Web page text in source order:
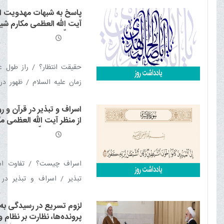
قرآن / برترین معیار
فصل / سفره ی ضیافت الهی
حاملان قرآن / معیار
اعراب عصر جاهلیت /
اختلاف! / تحول جاهلیت
پاسخ به شبهات مهدویت
آیت الله العظمی مکارم
مدّ ظلّه العالی
حقیقت انتظار؟ / راز طول
زمان علیه السلام / ظهور
قبل از ظهور در بوته نقد
قیام با شمشیر یا سلاح
ظهور مصلح جهانی؟
اسراف و تبذیر در قرآن و
از منظر آیت الله العظمی
شیرازی مدّ ظلّه العالی
اسراف چیست؟ / تفاوت
تبذیر / اسراف و تبذیر
اسراف و تبذیر در روایات /
منطق عقل / کم ترین حد
لزوم تسریع در رسیدگی به
پرونده‌ها، نظارت بر نظام